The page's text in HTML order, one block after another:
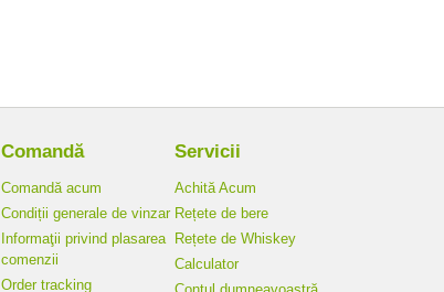
Comandă
Comandă acum
Condiții generale de vinzar
Informaţii privind plasarea
comenzii
Order tracking
Servicii
Achită Acum
Rețete de bere
Rețete de Whiskey
Calculator